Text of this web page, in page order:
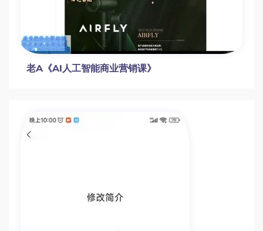
老A《AI人工智能商业营销课》